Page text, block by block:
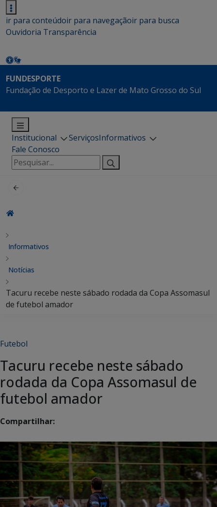
ir para conteúdoir para navegaçãoir para busca
Ouvidoria Transparência
FUNDESPORTE
Fundação de Desporto e Lazer de Mato Grosso do Sul
Institucional ServiçosInformativos
Fale Conosco
Pesquisar
por:
Informativos
Notícias
Tacuru recebe neste sábado rodada da Copa Assomasul
de futebol amador
Futebol
Tacuru recebe neste sábado
rodada da Copa Assomasul de
futebol amador
Compartilhar: